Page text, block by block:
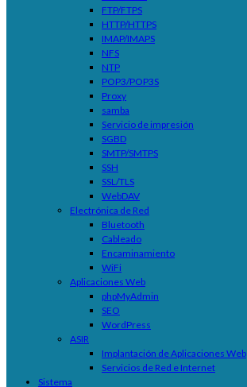
FTP/FTPS
HTTP/HTTPS
IMAP/IMAPS
NFS
NTP
POP3/POP3S
Proxy
samba
Servicio de impresión
SGBD
SMTP/SMTPS
SSH
SSL/TLS
WebDAV
Electrónica de Red
Bluetooth
Cableado
Encaminamiento
WiFi
Aplicaciones Web
phpMyAdmin
SEO
WordPress
ASIR
Implantación de Aplicaciones Web
Servicios de Red e Internet
Sistema